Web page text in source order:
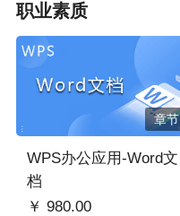
职业素质
章节
WPS办公应用-Word文
档
￥ 980.00